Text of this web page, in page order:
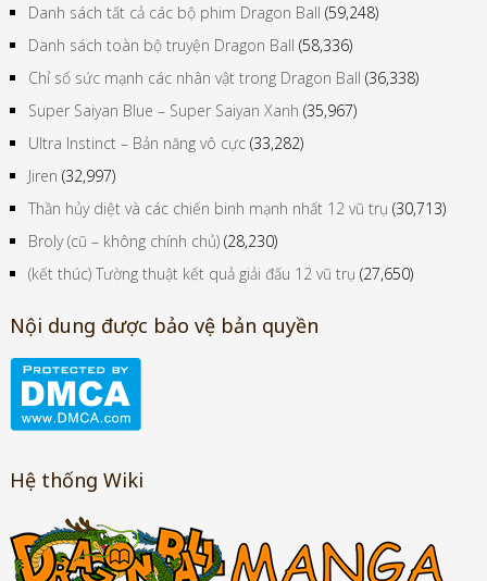
Danh sách tất cả các bộ phim Dragon Ball (59,248)
Danh sách toàn bộ truyện Dragon Ball (58,336)
Chỉ số sức mạnh các nhân vật trong Dragon Ball (36,338)
Super Saiyan Blue – Super Saiyan Xanh (35,967)
Ultra Instinct – Bản năng vô cực (33,282)
Jiren (32,997)
Thần hủy diệt và các chiến binh mạnh nhất 12 vũ trụ (30,713)
Broly (cũ – không chính chủ) (28,230)
(kết thúc) Tường thuật kết quả giải đấu 12 vũ trụ (27,650)
Nội dung được bảo vệ bản quyền
Hệ thống Wiki